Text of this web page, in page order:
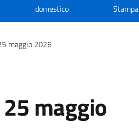
domestico
Stampa
maggio 2026
maggio